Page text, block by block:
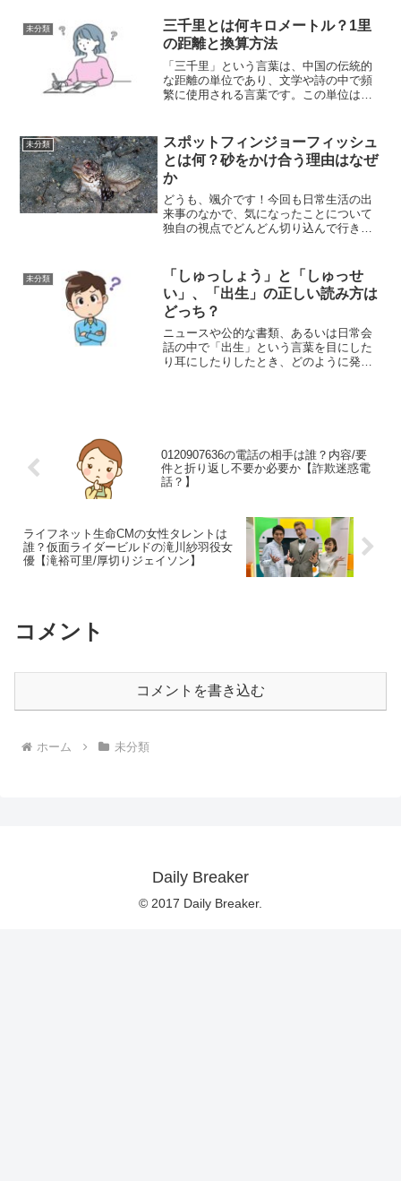
ソフトの『.hack//G.U.』（ドットハック
ジーユー）に...
未分類
三千里とは何キロメートル？1里
の距離と換算方法
「三千里」という言葉は、中国の伝統的
な距離の単位であり、文学や詩の中で頻
繁に使用される言葉です。この単位は、
としても用いられています。この記事で
は、三千里が具体的に何を...
未分類
スポットフィンジョーフィッシュ
とは何？砂をかけ合う理由はなぜ
か
どうも、颯介です！今回も日常生活の出
来事のなかで、気になったことについて
独自の視点でどんどん切り込んで行きた
スポットフィンジョーフィッシュという
のがどんな魚なのかと言う...
未分類
「しゅっしょう」と「しゅっせ
い」、「出生」の正しい読み方は
どっち？
ニュースや公的な書類、あるいは日常会
話の中で「出生」という言葉を目にした
り耳にしたりしたとき、どのように発音
0120907636の電話の相手は誰？内容/要
件と折り返し不要か必要か【詐欺迷惑電
話？】
ライフネット生命CMの女性タレントは
誰？仮面ライダービルドの滝川紗羽役女
優【滝裕可里/厚切りジェイソン】
コメント
コメントを書き込む
ホーム 未分類
Daily Breaker
© 2017 Daily Breaker.